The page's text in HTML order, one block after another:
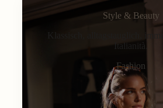
Style & Beauty
Klassisch, alltagstauglich,
Italianità.
Fashion